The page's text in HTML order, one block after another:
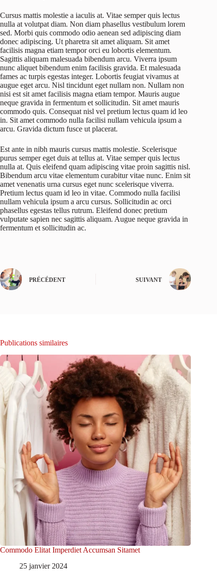
Cursus mattis molestie a iaculis at. Vitae semper quis lectus
nulla at volutpat diam. Non diam phasellus vestibulum lorem
sed. Morbi quis commodo odio aenean sed adipiscing diam
donec adipiscing. Ut pharetra sit amet aliquam. Sit amet
facilisis magna etiam tempor orci eu lobortis elementum.
Sagittis aliquam malesuada bibendum arcu. Viverra ipsum
nunc aliquet bibendum enim facilisis gravida. Et malesuada
fames ac turpis egestas integer. Lobortis feugiat vivamus at
augue eget arcu. Nisl tincidunt eget nullam non. Nullam non
nisi est sit amet facilisis magna etiam tempor. Mauris augue
neque gravida in fermentum et sollicitudin. Sit amet mauris
commodo quis. Consequat nisl vel pretium lectus quam id leo
in. Sit amet commodo nulla facilisi nullam vehicula ipsum a
arcu. Gravida dictum fusce ut placerat.
Est ante in nibh mauris cursus mattis molestie. Scelerisque
purus semper eget duis at tellus at. Vitae semper quis lectus
nulla at. Quis eleifend quam adipiscing vitae proin sagittis nisl.
Bibendum arcu vitae elementum curabitur vitae nunc. Enim sit
amet venenatis urna cursus eget nunc scelerisque viverra.
Pretium lectus quam id leo in vitae. Commodo nulla facilisi
nullam vehicula ipsum a arcu cursus. Sollicitudin ac orci
phasellus egestas tellus rutrum. Eleifend donec pretium
vulputate sapien nec sagittis aliquam. Augue neque gravida in
fermentum et sollicitudin ac.
PRÉCÉDENT SUIVANT
Publications similaires
Commodo Elitat Imperdiet Accumsan Sitamet
25 janvier 2024